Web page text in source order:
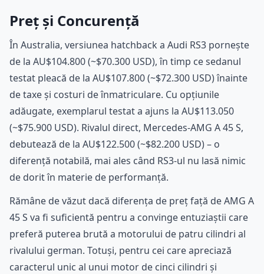
Preț și Concurență
În Australia, versiunea hatchback a Audi RS3 pornește
de la AU$104.800 (~$70.300 USD), în timp ce sedanul
testat pleacă de la AU$107.800 (~$72.300 USD) înainte
de taxe și costuri de înmatriculare. Cu opțiunile
adăugate, exemplarul testat a ajuns la AU$113.050
(~$75.900 USD). Rivalul direct, Mercedes-AMG A 45 S,
debutează de la AU$122.500 (~$82.200 USD) – o
diferență notabilă, mai ales când RS3-ul nu lasă nimic
de dorit în materie de performanță.
Rămâne de văzut dacă diferența de preț față de AMG A
45 S va fi suficientă pentru a convinge entuziaștii care
preferă puterea brută a motorului de patru cilindri al
rivalului german. Totuși, pentru cei care apreciază
caracterul unic al unui motor de cinci cilindri și